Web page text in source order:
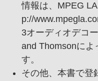
情報は、 MPEG
p://
3オーディオデコー
and Thomsonによ
す。
その他、 本書で登